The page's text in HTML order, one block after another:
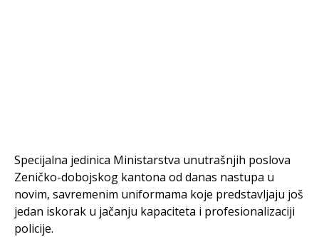
Specijalna jedinica Ministarstva unutrašnjih poslova
Zeničko-dobojskog kantona od danas nastupa u
novim, savremenim uniformama koje predstavljaju još
jedan iskorak u jačanju kapaciteta i profesionalizaciji
policije.